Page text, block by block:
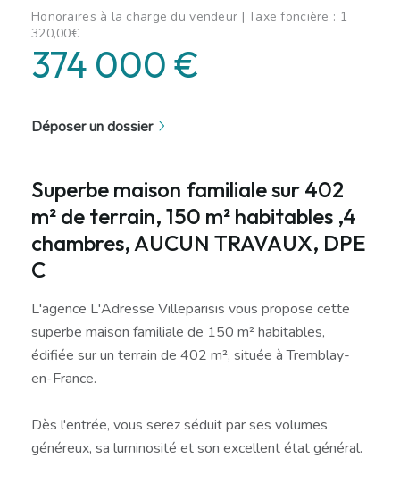
Honoraires à la charge du vendeur | Taxe foncière : 1
320,00€
374 000 €
Déposer un dossier
Superbe maison familiale sur 402
m² de terrain, 150 m² habitables ,4
chambres, AUCUN TRAVAUX, DPE
C
L'agence L'Adresse Villeparisis vous propose cette
superbe maison familiale de 150 m² habitables,
édifiée sur un terrain de 402 m², située à Tremblay-
en-France.
Dès l'entrée, vous serez séduit par ses volumes
généreux, sa luminosité et son excellent état général.